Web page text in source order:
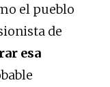
el pueblo
de
esa